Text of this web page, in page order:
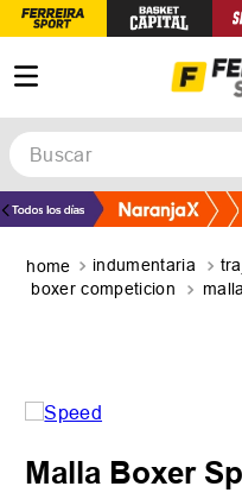
Buscar
indumentaria
boxer competicion
Malla Boxer
TÉRMINOS MÁS
zapatillas
5. zapatillas adidas